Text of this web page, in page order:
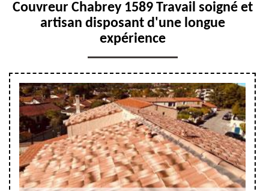
Couvreur Chabrey 1589 Travail soigné et
artisan disposant d'une longue
expérience